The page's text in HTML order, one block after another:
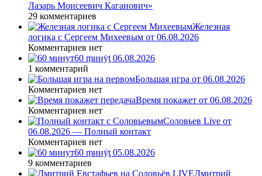
Лазарь Моисеевич Каганович»
29 комментариев
Железная
логика с Сергеем Михеевым от 06.08.2026
Комментариев нет
60 ṃинẏƫ 06.08.2026
1 комментарий
Большая игра от 06.08.2026
Комментариев нет
Время покажет от 06.08.2026
Комментариев нет
Соловьев Live от
06.08.2026 — Полный контакт
Комментариев нет
60 ṃинẏƫ 05.08.2026
9 комментариев
Дмитрий